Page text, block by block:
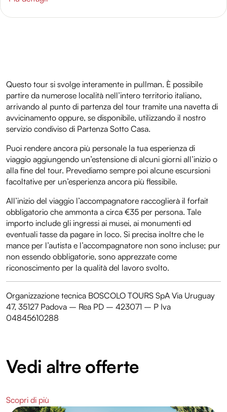
nostri partner che si occupano di analisi dei dati web,
pubblicità e social media, i quali potrebbero combinarle
Questo tour si svolge interamente in pullman. È possibile
partire da numerose località nell’intero territorio italiano,
arrivando al punto di partenza del tour tramite una navetta di
avvicinamento oppure, se disponibile, utilizzando il nostro
servizio condiviso di Partenza Sotto Casa.
Puoi rendere ancora più personale la tua esperienza di
viaggio aggiungendo un’estensione di alcuni giorni all’inizio o
alla fine del tour. Prevediamo sempre poi alcune escursioni
facoltative per un’esperienza ancora più flessibile.
All’inizio del viaggio l’accompagnatore raccoglierà il forfait
obbligatorio che ammonta a circa €35 per persona. Tale
importo include gli ingressi ai musei, ai monumenti ed
eventuali tasse da pagare in loco. Si precisa inoltre che le
mance per l’autista e l’accompagnatore non sono incluse; pur
non essendo obbligatorie, sono apprezzate come
riconoscimento per la qualità del lavoro svolto.
Organizzazione tecnica BOSCOLO TOURS SpA Via Uruguay
47, 35127 Padova – Rea PD – 423071 – P Iva
04845610288
Vedi altre offerte
Scopri di più